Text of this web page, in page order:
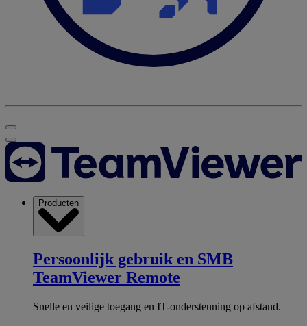
Producten
Persoonlijk gebruik en SMB
TeamViewer Remote
Snelle en veilige toegang en IT-ondersteuning op afstand.